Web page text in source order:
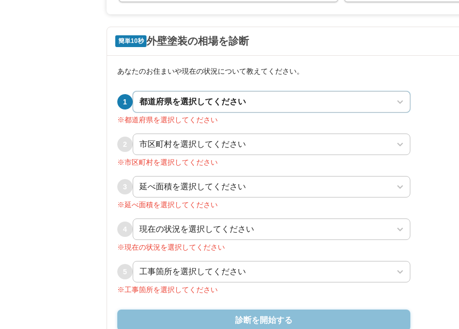
簡単10秒 外壁塗装の相場を診断
あなたのお住まいや現在の状況について教えてください。
1
※都道府県を選択してください
2
※市区町村を選択してください
3
※延べ面積を選択してください
4
※現在の状況を選択してください
5
※工事箇所を選択してください
診断を開始する